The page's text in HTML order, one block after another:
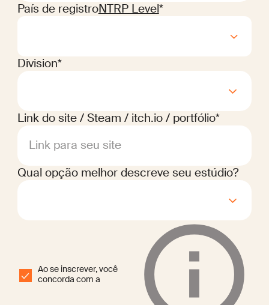
País de registroNTRP Level*
Division*
Link do site / Steam / itch.io / portfólio*
Link para seu site
Qual opção melhor descreve seu estúdio?
Ao se inscrever, você
concorda com a